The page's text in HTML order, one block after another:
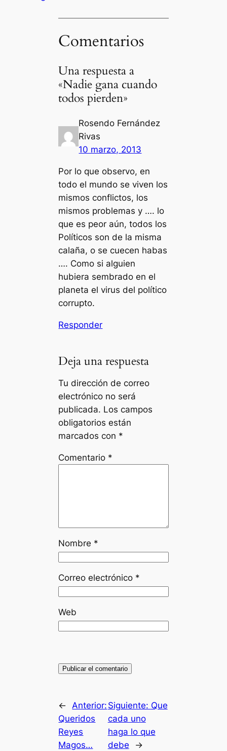
Comentarios
Una respuesta a
«Nadie gana cuando
todos pierden»
Rosendo Fernández
Rivas
10 marzo, 2013
Por lo que observo, en
todo el mundo se viven los
mismos conflictos, los
mismos problemas y …. lo
que es peor aún, todos los
Políticos son de la misma
calaña, o se cuecen habas
…. Como si alguien
hubiera sembrado en el
planeta el virus del político
corrupto.
Responder
Deja una respuesta
Tu dirección de correo
electrónico no será
publicada. Los campos
obligatorios están
marcados con *
Comentario *
Nombre *
Correo electrónico *
Web
←
Anterior:
Queridos
Reyes
Magos…
Siguiente: Que
cada uno
haga lo que
debe
→